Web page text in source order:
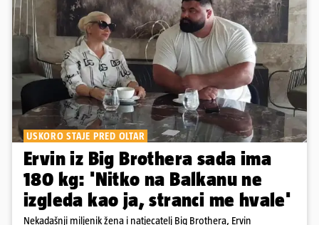
USKORO STAJE PRED OLTAR
Ervin iz Big Brothera sada ima
180 kg: 'Nitko na Balkanu ne
izgleda kao ja, stranci me hvale'
Nekadašnji miljenik žena i natjecatelj Big Brothera, Ervin